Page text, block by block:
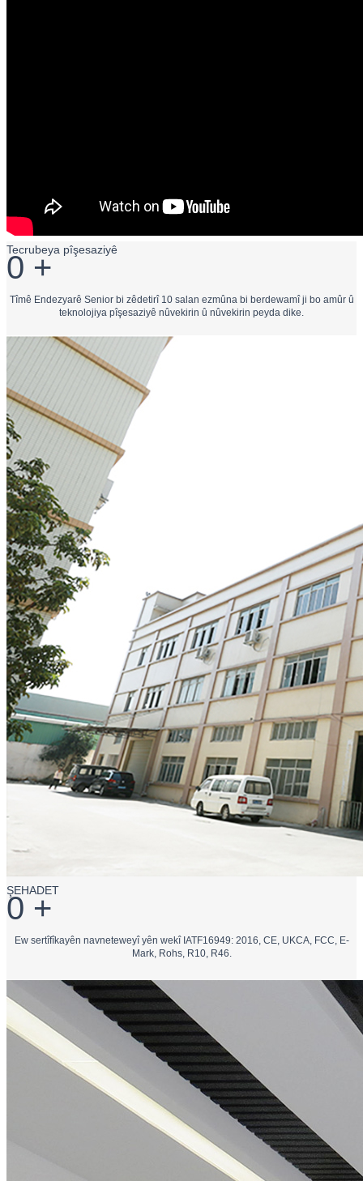
Tecrubeya pîşesaziyê
0 +
Tîmê Endezyarê Senior bi zêdetirî 10 salan ezmûna bi berdewamî ji bo amûr û
teknolojiya pîşesaziyê nûvekirin û nûvekirin peyda dike.
ŞEHADET
0 +
Ew sertîfîkayên navneteweyî yên wekî IATF16949: 2016, CE, UKCA, FCC, E-
Mark, Rohs, R10, R46.